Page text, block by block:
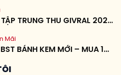
TẬP TRUNG THU GIVRAL 2026
Mãi
BÁNH KEM MỚI – MUA 1